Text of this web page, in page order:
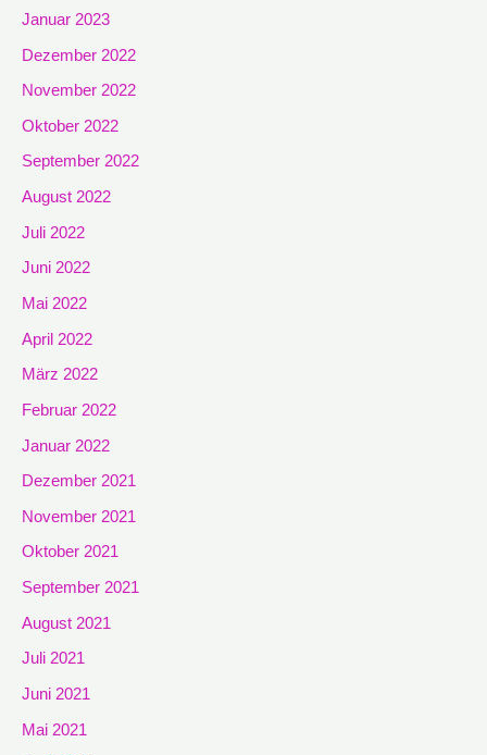
Januar 2023
Dezember 2022
November 2022
Oktober 2022
September 2022
August 2022
Juli 2022
Juni 2022
Mai 2022
April 2022
März 2022
Februar 2022
Januar 2022
Dezember 2021
November 2021
Oktober 2021
September 2021
August 2021
Juli 2021
Juni 2021
Mai 2021